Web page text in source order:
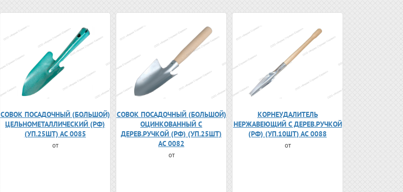
СОВОК ПОСАДОЧНЫЙ (БОЛЬШОЙ)
ЦЕЛЬНОМЕТАЛЛИЧЕСКИЙ (РФ)
(УП.25ШТ) АС 0085
от
СОВОК ПОСАДОЧНЫЙ (БОЛЬШОЙ)
ОЦИНКОВАННЫЙ С
ДЕРЕВ.РУЧКОЙ (РФ) (УП.25ШТ)
АС 0082
от
КОРНЕУДАЛИТЕЛЬ
НЕРЖАВЕЮЩИЙ С ДЕРЕВ.РУЧКОЙ
(РФ) (УП.10ШТ) АС 0088
от